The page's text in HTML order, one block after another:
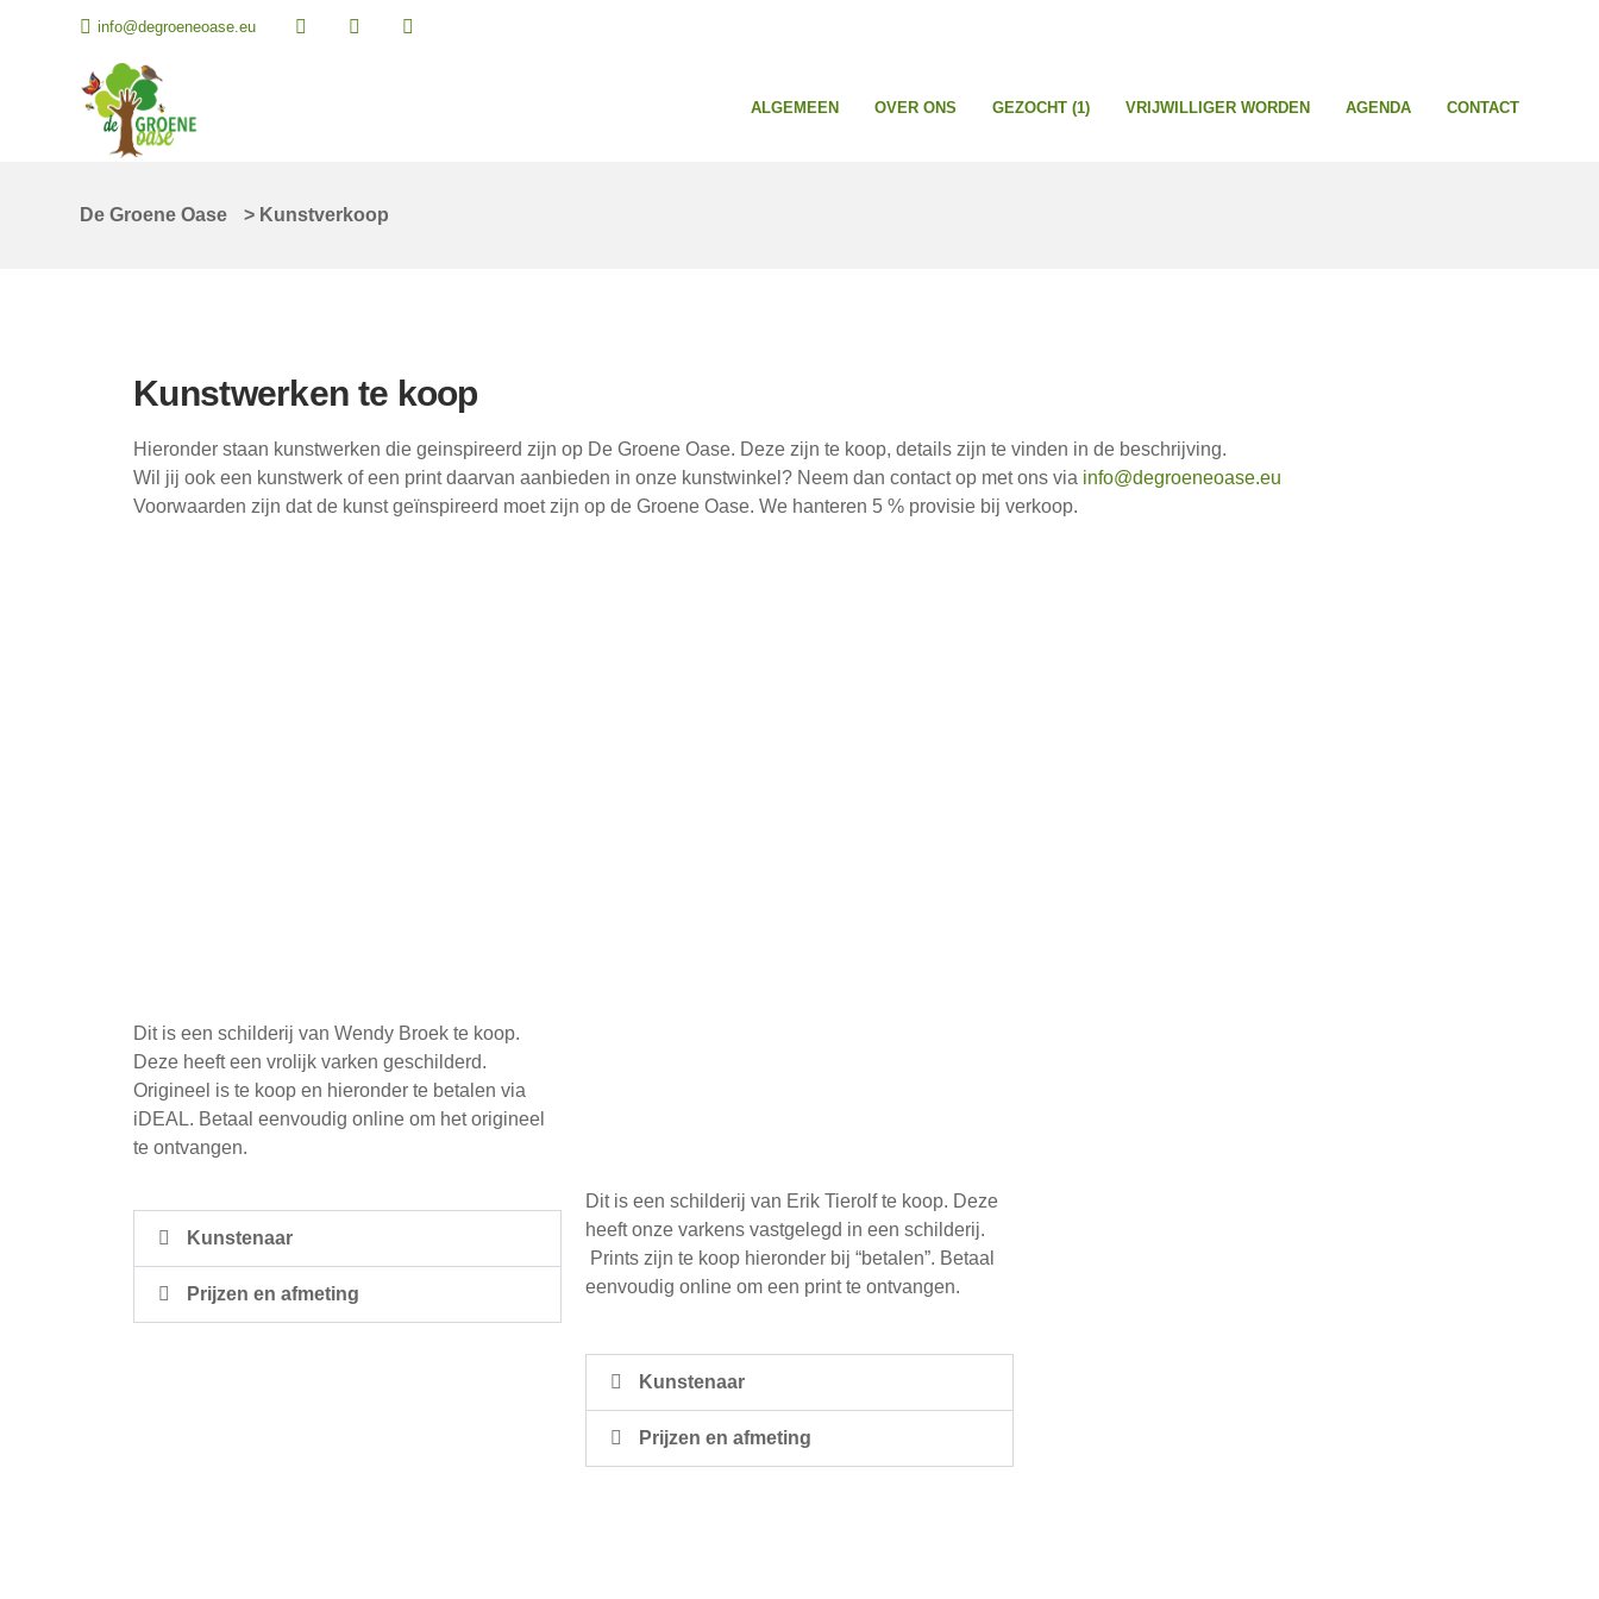
info@degroeneoase.eu
ALGEMEEN OVER ONS GEZOCHT (1) VRIJWILLIGER WORDEN AGENDA CONTACT
De Groene Oase > Kunstverkoop
Kunstwerken te koop
Hieronder staan kunstwerken die geinspireerd zijn op De Groene Oase. Deze zijn te koop, details zijn te vinden in de beschrijving.
Wil jij ook een kunstwerk of een print daarvan aanbieden in onze kunstwinkel? Neem dan contact op met ons via info@degroeneoase.eu
Voorwaarden zijn dat de kunst geïnspireerd moet zijn op de Groene Oase. We hanteren 5 % provisie bij verkoop.
Dit is een schilderij van Wendy Broek te koop.
Deze heeft een vrolijk varken geschilderd.
Origineel is te koop en hieronder te betalen via
iDEAL. Betaal eenvoudig online om het origineel
te ontvangen.
Kunstenaar
Prijzen en afmeting
Dit is een schilderij van Erik Tierolf te koop. Deze
heeft onze varkens vastgelegd in een schilderij.
Prints zijn te koop hieronder bij “betalen”. Betaal
eenvoudig online om een print te ontvangen.
Kunstenaar
Prijzen en afmeting
Privacyverklaring